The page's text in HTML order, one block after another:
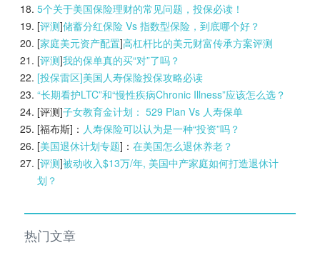
5个关于美国保险理财的常见问题，投保必读！
[评测]储蓄分红保险 Vs 指数型保险，到底哪个好？
[家庭美元资产配置]高杠杆比的美元财富传承方案评测
[评测]我的保单真的买“对”了吗？
[投保雷区]美国人寿保险投保攻略必读
“长期看护LTC”和“慢性疾病Chronic Illness”应该怎么选？
[评测]子女教育金计划： 529 Plan Vs 人寿保单
[福布斯]： 人寿保险可以认为是一种“投资”吗？
[美国退休计划专题]： 在美国怎么退休养老？
[评测]被动收入$13万/年, 美国中产家庭如何打造退休计
划？
热门文章